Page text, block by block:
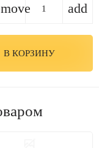
add
В КОРЗИНУ